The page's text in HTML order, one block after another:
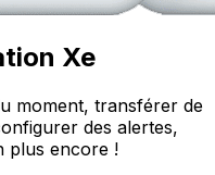
Xe
moment, transférer de
des alertes,
plus encore !